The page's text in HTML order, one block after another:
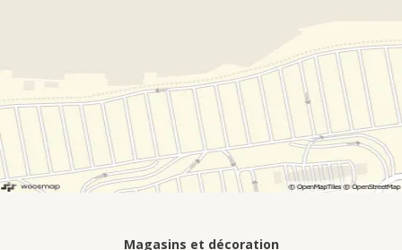
Magasins et décoration